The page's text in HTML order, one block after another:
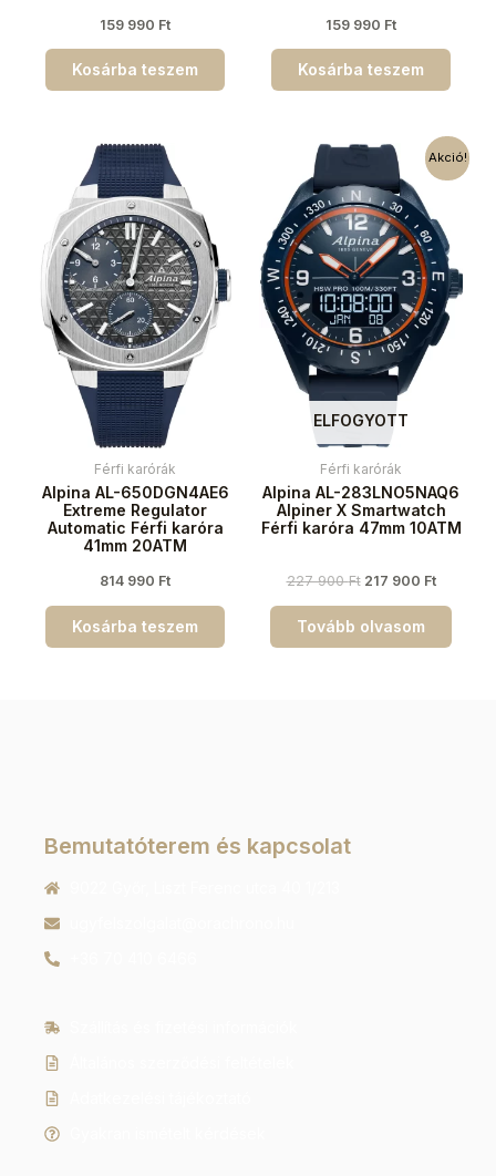
159 990 Ft
Kosárba teszem
159 990 Ft
Kosárba teszem
Férfi karórák
Alpina AL-650DGN4AE6
Extreme Regulator
Automatic Férfi karóra
41mm 20ATM
814 990 Ft
Kosárba teszem
Akció!
ELFOGYOTT
Férfi karórák
Alpina AL-283LNO5NAQ6
Alpiner X Smartwatch
Férfi karóra 47mm 10ATM
227 900Ft 217 900 Ft
Tovább olvasom
Bemutatóterem és kapcsolat